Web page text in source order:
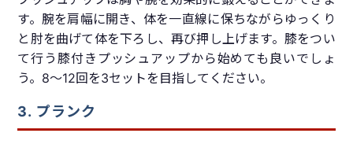
す。腕を肩幅に開き、体を一直線に保ちながらゆっくり
と肘を曲げて体を下ろし、再び押し上げます。膝をつい
て行う膝付きプッシュアップから始めても良いでしょ
う。8～12回を3セットを目指してください。
3. プランク